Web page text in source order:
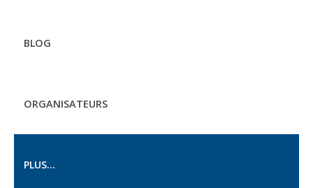
BLOG
ORGANISATEURS
PLUS...